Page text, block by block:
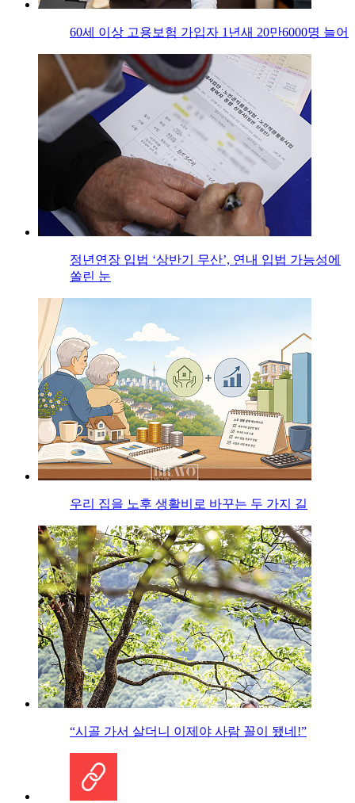
60세 이상 고용보험 가입자 1년새 20만6000명 늘어
정년연장 입법 ‘상반기 무산’, 연내 입법 가능성에
쏠린 눈
우리 집을 노후 생활비로 바꾸는 두 가지 길
“시골 가서 살더니 이제야 사람 꼴이 됐네!”